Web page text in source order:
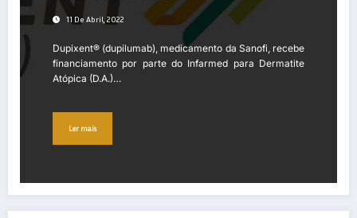
11 De Abril, 2022
Dupixent® (dupilumab), medicamento da Sanofi, recebe
financiamento por parte do Infarmed para Dermatite
Atópica (D.A.)…
Ler mais